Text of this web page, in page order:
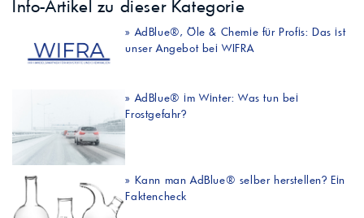
Info-Artikel zu dieser Kategorie
» AdBlue®, Öle & Chemie für Profis: Das ist
unser Angebot bei WIFRA
» AdBlue® im Winter: Was tun bei
Frostgefahr?
» Kann man AdBlue® selber herstellen? Ein
Faktencheck